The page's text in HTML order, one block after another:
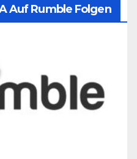
Auf Rumble Folgen